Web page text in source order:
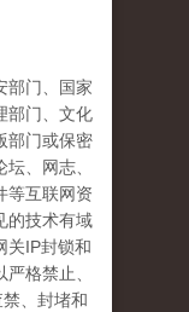
部门、国家
部门、文化
部门或保密
、网志、
等互联网资
的技术有域
关IP封锁和
格禁止、
、封堵和